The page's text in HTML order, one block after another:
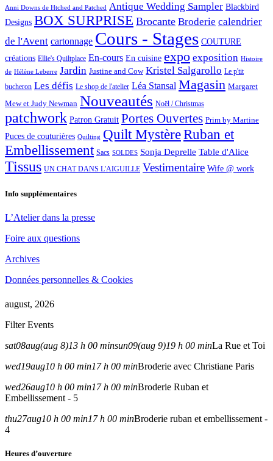
Anni Downs de Htched and Patched Antique Wedding Sampler Blackbird
Designs BOX SURPRISE Brocante Broderie calendrier
de l'Avent cartonnage Cours - Stages COUTURE
créations Ellie's Quiltplace En-cours En cuisine expo exposition Histoire
de Hélène Leberre Jardin Justine and Cow Kristel Salgarollo Le p'tit
bucheron Les défis Le shop de l'atelier Léa Stansal Magasin Margaret
Mew et Judy Newman Nouveautés Noël / Christmas
patchwork Patron Gratuit Portes Ouvertes Prim by Martine
Puces de couturières Quilting Quilt MystèreRuban et
Embellissement Sacs SOLDES Sonja Deprelle Table d'Alice
Tissus UN CHAT DANS L'AIGUILLE Vestimentaire Wife @ work
Info supplémentaires
L’Atelier dans la presse
Foire aux questions
Archives
Données personnelles & Cookies
august, 2026
Filter Events
sat08aug(aug 8)13 h 00 minsun09(aug 9)19 h 00 minLa Rue et Toi
wed19aug10 h 00 min17 h 00 minBroderie avec Christiane Paris
wed26aug10 h 00 min17 h 00 minBroderie Ruban et
Embellissement - 5
thu27aug10 h 00 min17 h 00 minBroderie ruban et embellissement -
4
Heures d’ouverture